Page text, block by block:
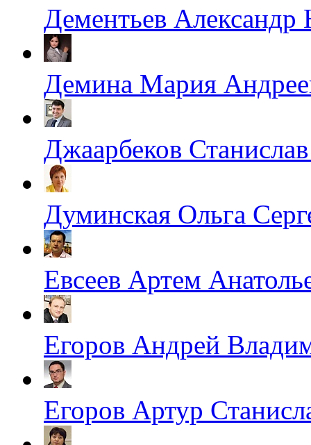
Дементьев
Демина Мария
Джаарбеков
Думинская Ольга
Евсеев Артем
Егоров Андрей
Егоров Артур